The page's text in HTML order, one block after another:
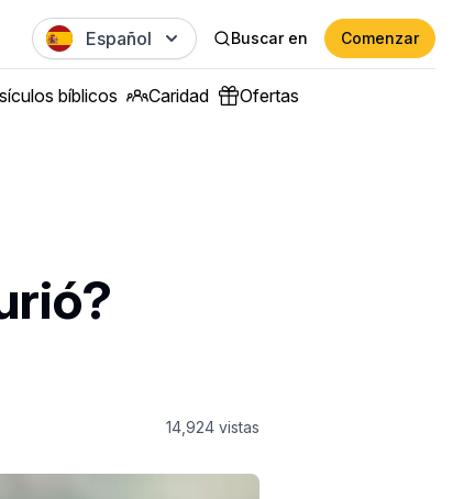
Español Buscar en Comenzar
bíblicos Caridad Ofertas
14,924 vistas